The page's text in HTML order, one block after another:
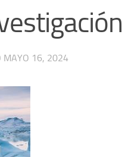
MAYO 16, 2024